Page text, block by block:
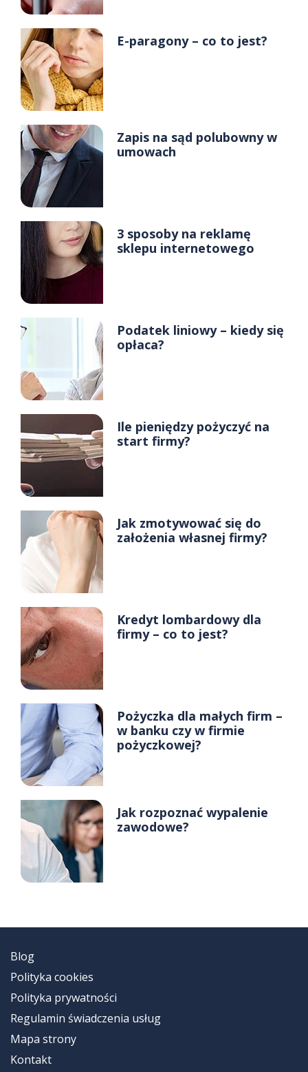
E-paragony – co to jest?
Zapis na sąd polubowny w
umowach
3 sposoby na reklamę
sklepu internetowego
Podatek liniowy – kiedy się
opłaca?
Ile pieniędzy pożyczyć na
start firmy?
Jak zmotywować się do
założenia własnej firmy?
Kredyt lombardowy dla
firmy – co to jest?
Pożyczka dla małych firm –
w banku czy w firmie
pożyczkowej?
Jak rozpoznać wypalenie
zawodowe?
Blog
Polityka cookies
Polityka prywatności
Regulamin świadczenia usług
Mapa strony
Kontakt